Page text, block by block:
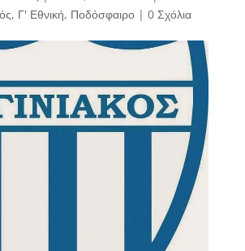
, Γ' Εθνική, Ποδόσφαιρο| 0 Σχόλια